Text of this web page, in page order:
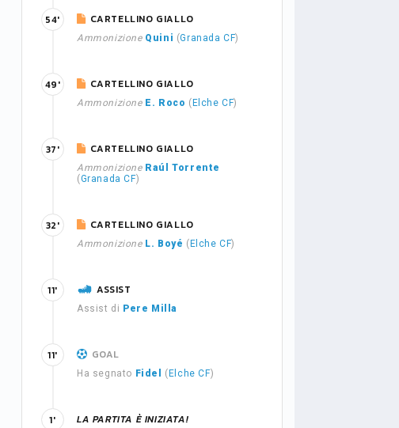
CARTELLINO GIALLO
Ammonizione Quini (Granada CF)
54'
CARTELLINO GIALLO
Ammonizione E. Roco ( Elche CF)
49'
CARTELLINO GIALLO
Ammonizione Raúl Torrente
(Granada CF)
37'
CARTELLINO GIALLO
Ammonizione L. Boyé ( Elche CF)
32'
ASSIST
Assist di Pere Milla
11'
GOAL
Ha segnato Fidel ( Elche CF)
11'
LA PARTITA È INIZIATA!
1'